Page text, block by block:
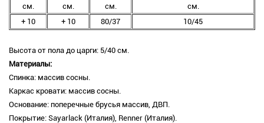
см. см. см.
см.
+ 10
+ 10 80/37 10/45
Высота от пола до царги: 5/40 см.
Материалы:
Спинка: массив сосны.
Каркас кровати: массив сосны.
Основание: поперечные брусья массив, ДВП.
Покрытие: Sayarlack (Италия), Renner (Италия).